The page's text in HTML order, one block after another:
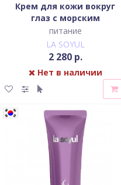
Крем для кожи вокруг
глаз с морским
коллагеном
питание
LA SOYUL
2 280 р.
Нет в наличии